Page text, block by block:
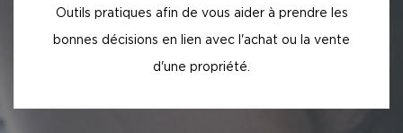
Outils pratiques afin de vous aider à prendre les
bonnes décisions en lien avec l'achat ou la vente
d'une propriété.